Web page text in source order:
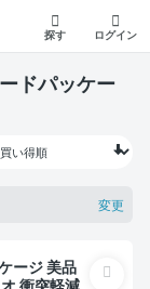
探す ログイン
ドパッケー
変更
美品
衝突軽減